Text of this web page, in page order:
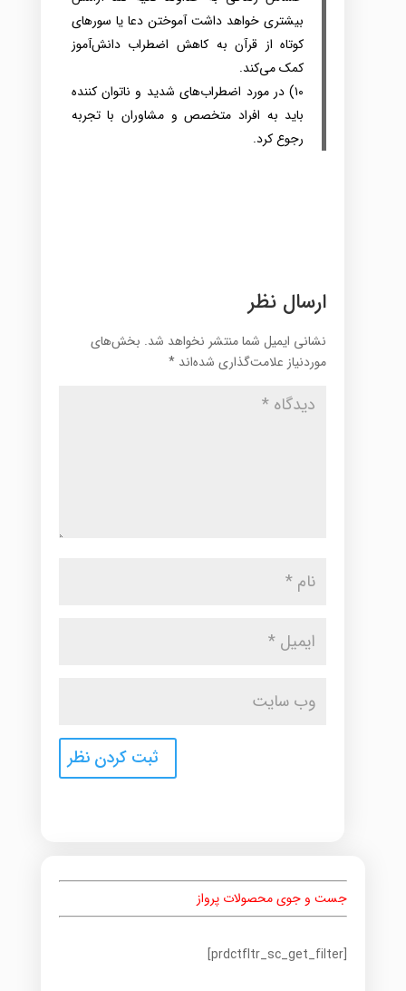
بیشتری‌ خواهد داشت‌ آموختن‌ دعا یا سورهای‌
کوتاه‌ از قرآن‌ به‌ کاهش‌ اضطراب‌ دانش‌آموز
کمک‌ می‌کند‌.
۱۰) در مورد اضطراب‌های‌ شدید و ناتوان کننده‌
باید به‌ افراد متخصص‌ و مشاوران با تجربه‌
رجوع‌ کرد‌.
ارسال نظر
نشانی ایمیل شما منتشر نخواهد شد. بخش‌های
موردنیاز علامت‌گذاری شده‌اند *
جست و جوی محصولات پرواز
[prdctfltr_sc_get_filter]